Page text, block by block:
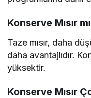
Konserve Mısır
Taze mısır, daha
daha avantajlıdır.
yüksektir.
Konserve Mısır